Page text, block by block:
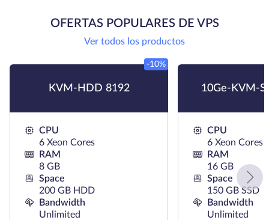
OFERTAS POPULARES DE VPS
Ver todos los productos
KVM-HDD 8192
-10%
CPU
6 Xeon Cores
RAM
8 GB
Space
200 GB HDD
Bandwidth
Unlimited
10Ge-KVM-
CPU
6 Xeon Cores
RAM
16 GB
Space
150 GB SSD
Bandwidth
Unlimited